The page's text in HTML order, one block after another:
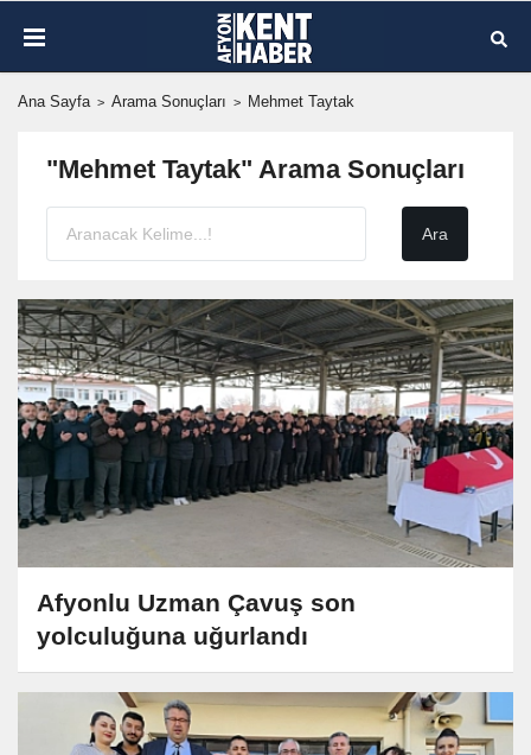
Ana Sayfa Arama Sonuçları Mehmet Taytak
"Mehmet Taytak" Arama Sonuçları
Afyonlu Uzman Çavuş son
yolculuğuna uğurlandı